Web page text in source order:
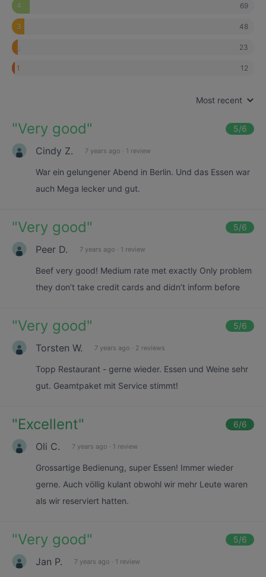
4 69
3 48
2 23
1 12
Most recent
"Very good" 5/6
Cindy Z. 7 years ago · 1 review
War ein gelungener Abend in Berlin. Und das Essen war
auch Mega lecker und gut.
"Very good" 5/6
Peer D. 7 years ago · 1 review
Beef very good! Medium rate met exactly Only problem
they don’t take credit cards and didn’t inform before
"Very good" 5/6
Torsten W. 7 years ago · 2 reviews
Topp Restaurant - gerne wieder. Essen und Weine sehr
gut. Geamtpaket mit Service stimmt!
"Excellent" 6/6
Oli C. 7 years ago · 1 review
Grossartige Bedienung, super Essen! Immer wieder
gerne. Auch völlig kulant obwohl wir mehr Leute waren
als wir reserviert hatten.
"Very good" 5/6
Jan P. 7 years ago · 1 review